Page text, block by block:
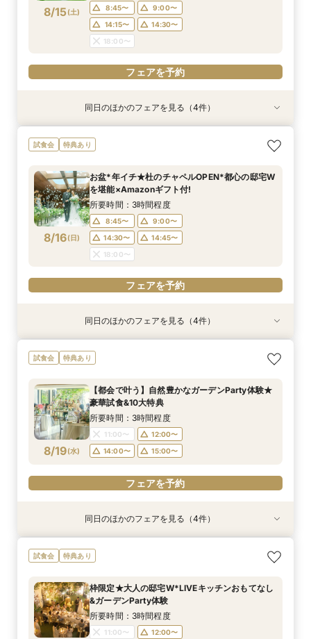
フェアを予約
フェアを予約
フェアを予約
フェアを予約
8/15(土) 8:45〜
9:00〜
14:15〜
14:30〜
18:00〜
フェアを予約
特典あり
8/15(土)
初見学でも安心◎「即決なし」アップ額が少ない
新プラン×試食付
8:45〜
9:00〜
14:15〜
14:30〜
18:00〜
フェアを予約
特典あり
8/15(土)
≪大好評！ペットとの結婚式≫ペットも安心まる
ごと相談*特典付
8:45〜
9:00〜
14:15〜
14:30〜
18:00〜
フェアを予約
特典あり
8/15(土)
【料理ランクUP特典付】シェフ渾身和牛コース
試食×料理演出体験
8:45〜
9:00〜
14:15〜
14:30〜
18:00〜
フェアを予約
特典あり
8/15(土)
【ガーデン挙式希望の方】都心で叶う海外ウエ
ディング体感×試食
8:45〜
9:00〜
14:15〜
14:30〜
18:00〜
フェアを予約
同日のほかのフェアを見る（4件）
試食会 特典あり
8/16(日)
お盆*年イチ★杜のチャペルOPEN*都心の邸宅W
を堪能×Amazonギフト付!
所要時間：3時間程度
8:45〜
9:00〜
14:30〜
14:45〜
18:00〜
フェアを予約
特典あり 動画あり
8/16(日)
【ガーデン挙式希望の方】都心で叶う海外ウエ
ディング体感×試食
8:45〜
9:00〜
14:30〜
14:45〜
18:00〜
特典あり
8/16(日)
初見学でも安心◎「即決なし」アップ額が少ない
新プラン×試食付
8:45〜
9:00〜
14:30〜
14:45〜
18:00〜
特典あり
8/16(日)
【料理ランクUP特典付】シェフ渾身和牛コース
試食×料理演出体験
8:45〜
9:00〜
14:30〜
14:45〜
18:00〜
特典あり
8/16(日)
≪大好評！ペットとの結婚式≫ペットも安心まる
ごと相談*特典付
8:45〜
9:00〜
14:30〜
14:45〜
18:00〜
同日のほかのフェアを見る（4件）
試食会 特典あり
8/19(水)
【都会で叶う】自然豊かなガーデンParty体験★
豪華試食&10大特典
所要時間：3時間程度
11:00〜
12:00〜
14:00〜
15:00〜
フェアを予約
特典あり
8/19(水)
≪大好評！ペットとの結婚式≫ペットも安心まる
ごと相談*特典付
11:00〜
12:00〜
14:00〜
15:00〜
特典あり
8/19(水)
【ガーデン挙式希望の方】都心で叶う海外ウエ
ディング体感×試食
11:00〜
12:00〜
14:00〜
15:00〜
特典あり
8/19(水)
初見学でも安心◎「即決なし」アップ額が少ない
新プラン×試食付
11:00〜
12:00〜
14:00〜
15:00〜
特典あり
8/19(水)
【料理ランクUP特典付】シェフ渾身和牛コース
試食×料理演出体験
11:00〜
12:00〜
14:00〜
15:00〜
同日のほかのフェアを見る（4件）
試食会 特典あり
枠限定★大人の邸宅W*LIVEキッチンおもてなし
&ガーデンParty体験
所要時間：3時間程度
11:00〜
12:00〜